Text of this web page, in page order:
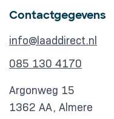
Contactgegevens
info@laaddirect.nl
085 130 4170
Argonweg 15
1362 AA, Almere